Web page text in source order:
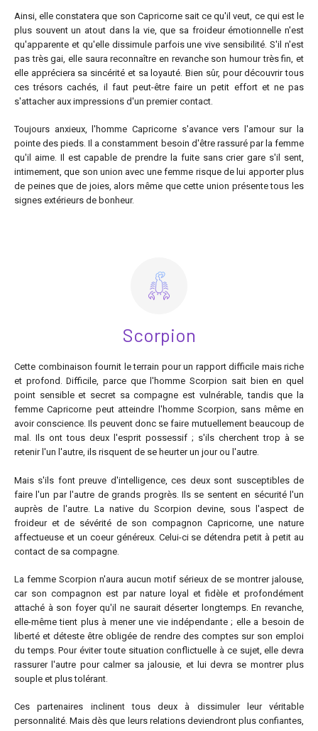
Ainsi, elle constatera que son Capricorne sait ce qu'il veut, ce qui est le
plus souvent un atout dans la vie, que sa froideur émotionnelle n'est
qu'apparente et qu'elle dissimule parfois une vive sensibilité. S'il n'est
pas très gai, elle saura reconnaître en revanche son humour très fin, et
elle appréciera sa sincérité et sa loyauté. Bien sûr, pour découvrir tous
ces trésors cachés, il faut peut-être faire un petit effort et ne pas
s'attacher aux impressions d'un premier contact.
Toujours anxieux, l'homme Capricorne s'avance vers l'amour sur la
pointe des pieds. Il a constamment besoin d'être rassuré par la femme
qu'il aime. Il est capable de prendre la fuite sans crier gare s'il sent,
intimement, que son union avec une femme risque de lui apporter plus
de peines que de joies, alors même que cette union présente tous les
signes extérieurs de bonheur.
Scorpion
Cette combinaison fournit le terrain pour un rapport difficile mais riche
et profond. Difficile, parce que l'homme Scorpion sait bien en quel
point sensible et secret sa compagne est vulnérable, tandis que la
femme Capricorne peut atteindre l'homme Scorpion, sans même en
avoir conscience. Ils peuvent donc se faire mutuellement beaucoup de
mal. Ils ont tous deux l'esprit possessif ; s'ils cherchent trop à se
retenir l'un l'autre, ils risquent de se heurter un jour ou l'autre.
Mais s'ils font preuve d'intelligence, ces deux sont susceptibles de
faire l'un par l'autre de grands progrès. Ils se sentent en sécurité l'un
auprès de l'autre. La native du Scorpion devine, sous l'aspect de
froideur et de sévérité de son compagnon Capricorne, une nature
affectueuse et un coeur généreux. Celui-ci se détendra petit à petit au
contact de sa compagne.
La femme Scorpion n'aura aucun motif sérieux de se montrer jalouse,
car son compagnon est par nature loyal et fidèle et profondément
attaché à son foyer qu'il ne saurait déserter longtemps. En revanche,
elle-même tient plus à mener une vie indépendante ; elle a besoin de
liberté et déteste être obligée de rendre des comptes sur son emploi
du temps. Pour éviter toute situation conflictuelle à ce sujet, elle devra
rassurer l'autre pour calmer sa jalousie, et lui devra se montrer plus
souple et plus tolérant.
Ces partenaires inclinent tous deux à dissimuler leur véritable
personnalité. Mais dès que leurs relations deviendront plus confiantes,